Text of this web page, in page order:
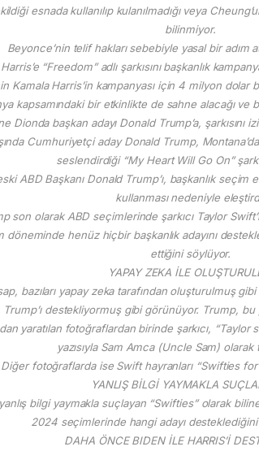
esnada kullanılıp kulanılmadığı veya
bilinmiyor.
Beyonce’nin telif hakları sebebiyle yasal bir adım
“Freedom” adlı şarkısını başkanlık
Kamala Harris’in kampanyası için 4 milyon dolar
kapsamındaki bir etkinlikte de sahne alacağı ve
Dionda başkan adayı Donald Trump’a, şarkısını
Cumhuriyetçi aday Donald Trump,
seslendirdiği “My Heart Will Go On”
ABD Başkanı Donald Trump’ı, başkanlık seçim
kullanması nedeniyle
son olarak ABD seçimlerinde şarkıcı Taylor
döneminde henüz hiçbir başkanlık adayını
ettiğini söylüyor.
YAPAY ZEKA İLE
bazıları yapay zeka tarafından oluşturulmuş
destekliyormuş gibi görünüyor. Trump, bu
yaratılan fotoğraflardan birinde şarkıcı,
yazısıyla Sam Amca (Uncle Sam)
Diğer fotoğraflarda ise Swift hayranları “Swifties
YANLIŞ BİLGİ YAYMAKLA
bilgi yaymakla suçlayan “Swifties” olarak
2024 seçimlerinde hangi adayı desteklediğini
DAHA ÖNCE BIDEN İLE HARRIS’İ